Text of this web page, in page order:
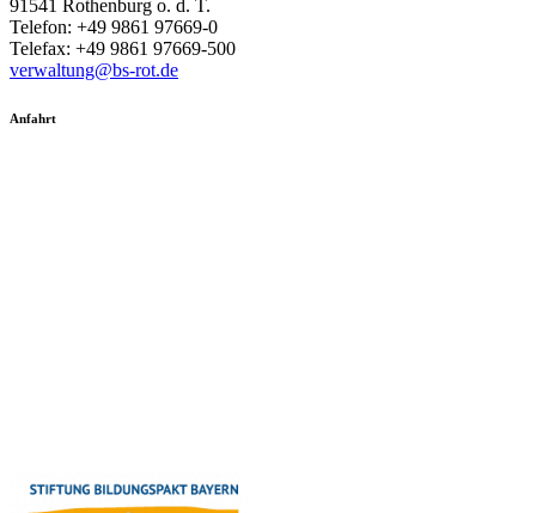
91541 Rothenburg o. d. T.
Telefon: +49 9861 97669-0
Telefax: +49 9861 97669-500
verwaltung@bs-rot.de
Anfahrt